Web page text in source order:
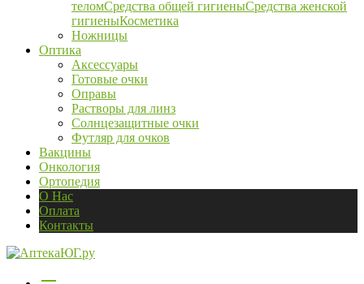
теломСредства общей гигиеныСредства женской
гигиеныКосметика
Ножницы
Оптика
Аксессуары
Готовые очки
Оправы
Растворы для линз
Солнцезащитные очки
Футляр для очков
Вакцины
Онкология
Ортопедия
О Нас
Оплата
Контакты